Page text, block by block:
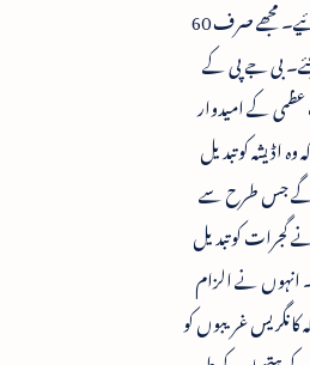
دے دئیے۔ مجھے صرف 60
بی جے پی کے
کے امیدوار
اڈیشہ کو تبدیل
جس طرح سے
گجرات کو تبدیل
انہوں نے الزام
کانگریس غریبوں کو